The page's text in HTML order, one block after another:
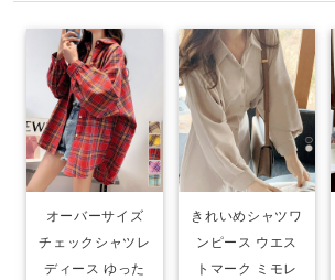
オーバーサイズ
チェックシャツレ
ディース ゆった
きれいめシャツワ
ンピース ウエス
トマーク ミモレ